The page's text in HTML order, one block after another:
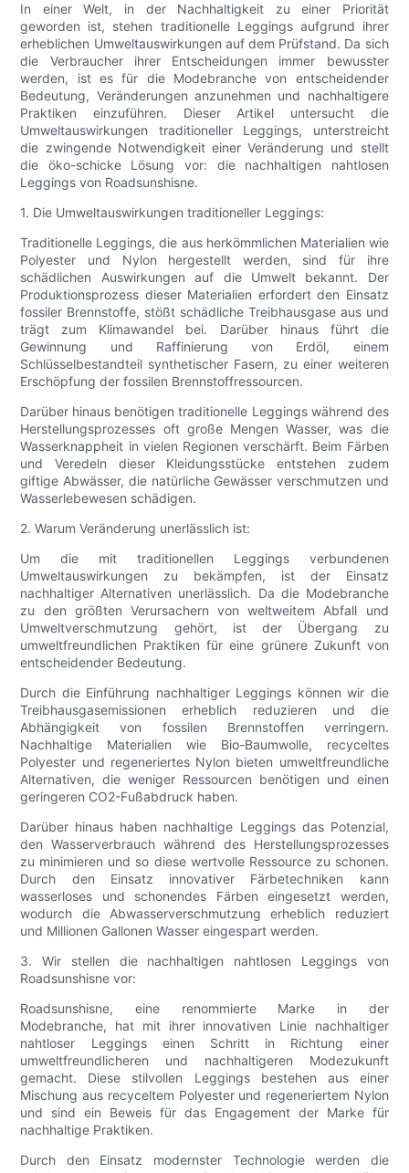
In einer Welt, in der Nachhaltigkeit zu einer Priorität
geworden ist, stehen traditionelle Leggings aufgrund ihrer
erheblichen Umweltauswirkungen auf dem Prüfstand. Da sich
die Verbraucher ihrer Entscheidungen immer bewusster
werden, ist es für die Modebranche von entscheidender
Bedeutung, Veränderungen anzunehmen und nachhaltigere
Praktiken einzuführen. Dieser Artikel untersucht die
Umweltauswirkungen traditioneller Leggings, unterstreicht
die zwingende Notwendigkeit einer Veränderung und stellt
die öko-schicke Lösung vor: die nachhaltigen nahtlosen
Leggings von Roadsunshisne.
1. Die Umweltauswirkungen traditioneller Leggings:
Traditionelle Leggings, die aus herkömmlichen Materialien wie
Polyester und Nylon hergestellt werden, sind für ihre
schädlichen Auswirkungen auf die Umwelt bekannt. Der
Produktionsprozess dieser Materialien erfordert den Einsatz
fossiler Brennstoffe, stößt schädliche Treibhausgase aus und
trägt zum Klimawandel bei. Darüber hinaus führt die
Gewinnung und Raffinierung von Erdöl, einem
Schlüsselbestandteil synthetischer Fasern, zu einer weiteren
Erschöpfung der fossilen Brennstoffressourcen.
Darüber hinaus benötigen traditionelle Leggings während des
Herstellungsprozesses oft große Mengen Wasser, was die
Wasserknappheit in vielen Regionen verschärft. Beim Färben
und Veredeln dieser Kleidungsstücke entstehen zudem
giftige Abwässer, die natürliche Gewässer verschmutzen und
Wasserlebewesen schädigen.
2. Warum Veränderung unerlässlich ist:
Um die mit traditionellen Leggings verbundenen
Umweltauswirkungen zu bekämpfen, ist der Einsatz
nachhaltiger Alternativen unerlässlich. Da die Modebranche
zu den größten Verursachern von weltweitem Abfall und
Umweltverschmutzung gehört, ist der Übergang zu
umweltfreundlichen Praktiken für eine grünere Zukunft von
entscheidender Bedeutung.
Durch die Einführung nachhaltiger Leggings können wir die
Treibhausgasemissionen erheblich reduzieren und die
Abhängigkeit von fossilen Brennstoffen verringern.
Nachhaltige Materialien wie Bio-Baumwolle, recyceltes
Polyester und regeneriertes Nylon bieten umweltfreundliche
Alternativen, die weniger Ressourcen benötigen und einen
geringeren CO2-Fußabdruck haben.
Darüber hinaus haben nachhaltige Leggings das Potenzial,
den Wasserverbrauch während des Herstellungsprozesses
zu minimieren und so diese wertvolle Ressource zu schonen.
Durch den Einsatz innovativer Färbetechniken kann
wasserloses und schonendes Färben eingesetzt werden,
wodurch die Abwasserverschmutzung erheblich reduziert
und Millionen Gallonen Wasser eingespart werden.
3. Wir stellen die nachhaltigen nahtlosen Leggings von
Roadsunshisne vor:
Roadsunshisne, eine renommierte Marke in der
Modebranche, hat mit ihrer innovativen Linie nachhaltiger
nahtloser Leggings einen Schritt in Richtung einer
umweltfreundlicheren und nachhaltigeren Modezukunft
gemacht. Diese stilvollen Leggings bestehen aus einer
Mischung aus recyceltem Polyester und regeneriertem Nylon
und sind ein Beweis für das Engagement der Marke für
nachhaltige Praktiken.
Durch den Einsatz modernster Technologie werden die